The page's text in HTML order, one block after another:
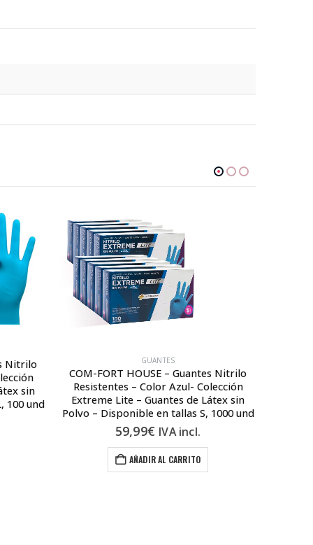
Nitrilo
sin
100 und
GUANTES
COM-FORT HOUSE – Guantes Nitrilo
Resistentes – Color Azul- Colección
Extreme Lite – Guantes de Látex sin
Polvo – Disponible en tallas S, 1000 und
59,99€ IVA incl.
AÑADIR AL CARRITO